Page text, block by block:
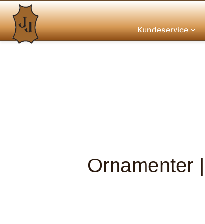
Kundeservice
Ornamenter